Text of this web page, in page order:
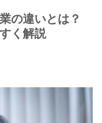
の違いとは？
く解説